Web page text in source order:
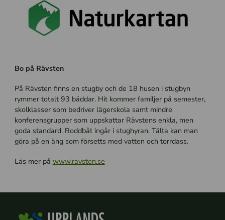
Bo på Rävsten
På Rävsten finns en stugby och de 18 husen i stugbyn
rymmer totalt 93 bäddar. Hit kommer familjer på semester,
skolklasser som bedriver lägerskola samt mindre
konferensgrupper som uppskattar Rävstens enkla, men
goda standard. Roddbåt ingår i stughyran. Tälta kan man
göra på en äng som försetts med vatten och torrdass.
Läs mer på www.ravsten.se